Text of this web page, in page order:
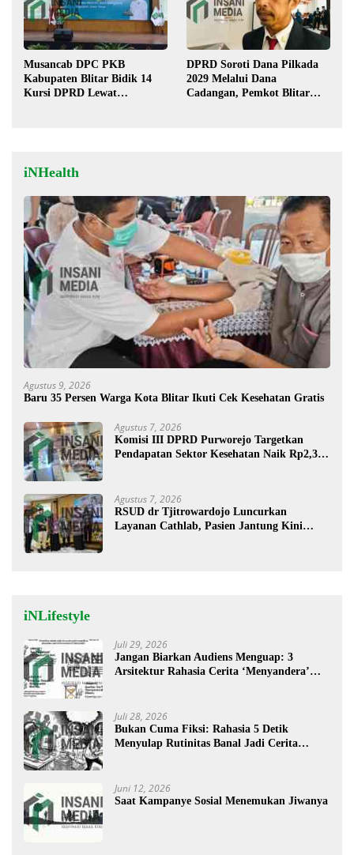
Musancab DPC PKB
Kabupaten Blitar Bidik 14
Kursi DPRD Lewat
DPRD Soroti Dana Pilkada
2029 Melalui Dana
Cadangan, Pemkot Blitar
iNHealth
Agustus 9, 2026
Baru 35 Persen Warga Kota Blitar Ikuti Cek Kesehatan Gratis
Agustus 7, 2026
Komisi III DPRD Purworejo Targetkan
Pendapatan Sektor Kesehatan Naik Rp2,3
Agustus 7, 2026
RSUD dr Tjitrowardojo Luncurkan
Layanan Cathlab, Pasien Jantung Kini
iNLifestyle
Juli 29, 2026
Jangan Biarkan Audiens Menguap: 3
Arsitektur Rahasia Cerita ‘Menyandera’
Juli 28, 2026
Bukan Cuma Fiksi: Rahasia 5 Detik
Menyulap Rutinitas Banal Jadi Cerita
Juni 12, 2026
Saat Kampanye Sosial Menemukan Jiwanya